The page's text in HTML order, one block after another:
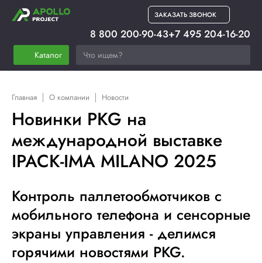
ЗАКАЗАТЬ ЗВОНОК
Каталог
8 800 200-90-43+7 495 204-16-20
Главная О компании Новости
Новинки PKG на
международной выставке
IPACK-IMA MILANO 2025
Контроль паллетообмотчиков с
мобильного телефона и сенсорные
экраны управления - делимся
горячими новостями PKG.